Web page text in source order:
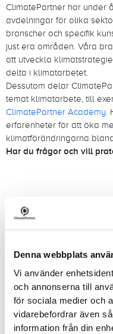
Denna webbplats
Vi använder
och annonserna till
för sociala medier och
vidarebefordrar även
information från din
ClimatePartner har under
avdelningar för olika
branscher och specifik
just era områden. Våra
att utveckla
delta i klimatarbetet.
Dessutom delar
temat klimatarbete, till
ClimatePartner Academy.
erfarenheter för att öka
klimatförändringarna
Har du frågor och vill
Företag